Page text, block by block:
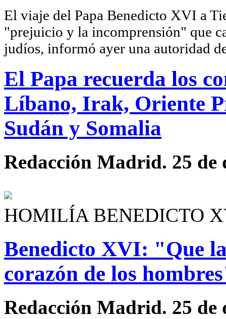
El viaje del Papa Benedicto XVI a
"prejuicio y la incomprensión" que
judíos, informó ayer una autoridad
El Papa recuerda los
Líbano, Irak, Oriente
Sudán y Somalia
Redacción Madrid. 25 de
HOMILÍA BENEDICTO
Benedicto XVI: "Que
corazón de los
Redacción Madrid. 25